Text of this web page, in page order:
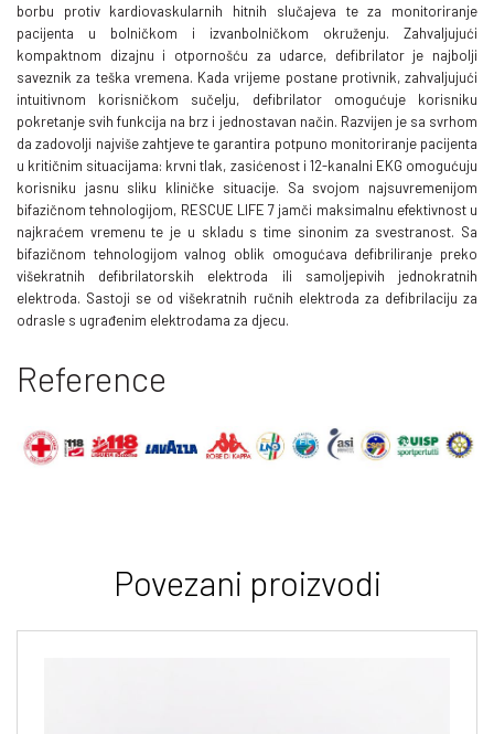
borbu protiv kardiovaskularnih hitnih slučajeva te za monitoriranje
pacijenta u bolničkom i izvanbolničkom okruženju. Zahvaljujući
kompaktnom dizajnu i otpornošću za udarce, defibrilator je najbolji
saveznik za teška vremena. Kada vrijeme postane protivnik, zahvaljujući
intuitivnom korisničkom sučelju, defibrilator omogućuje korisniku
pokretanje svih funkcija na brz i jednostavan način. Razvijen je sa svrhom
da zadovolji najviše zahtjeve te garantira potpuno monitoriranje pacijenta
u kritičnim situacijama: krvni tlak, zasićenost i 12-kanalni EKG omogućuju
korisniku jasnu sliku kliničke situacije. Sa svojom najsuvremenijom
bifazičnom tehnologijom, RESCUE LIFE 7 jamči maksimalnu efektivnost u
najkraćem vremenu te je u skladu s time sinonim za svestranost. Sa
bifazičnom tehnologijom valnog oblik omogućava defibriliranje preko
višekratnih defibrilatorskih elektroda ili samoljepivih jednokratnih
elektroda. Sastoji se od višekratnih ručnih elektroda za defibrilaciju za
odrasle s ugrađenim elektrodama za djecu.
Reference
Povezani proizvodi